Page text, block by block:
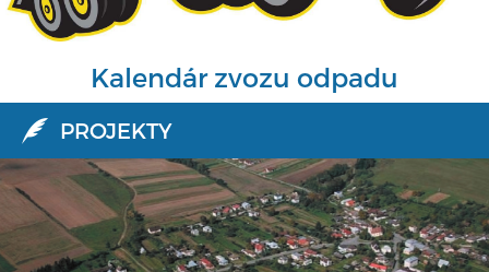
Kalendár zvozu odpadu
PROJEKTY